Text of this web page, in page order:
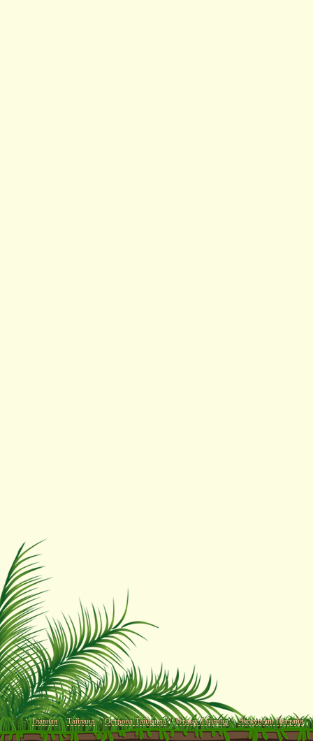
Главная Тайланд Острова Тайланда Отдых Тайланд Экскурсии Паттайя